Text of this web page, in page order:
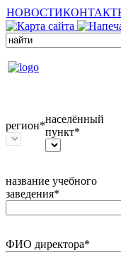
НОВОСТИ
регион*
населённый
пункт*
название учебного
заведения*
ФИО директора*